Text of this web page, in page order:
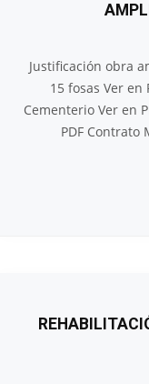
Justificación obra
15 fosas Ver
Cementerio Ver en
PDF Contrato